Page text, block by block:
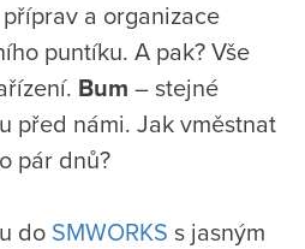
a organizace
puntíku. A pak? Vše
Bum – stejné
před námi. Jak vměstnat
pár dnů?
do SMWORKS s jasným